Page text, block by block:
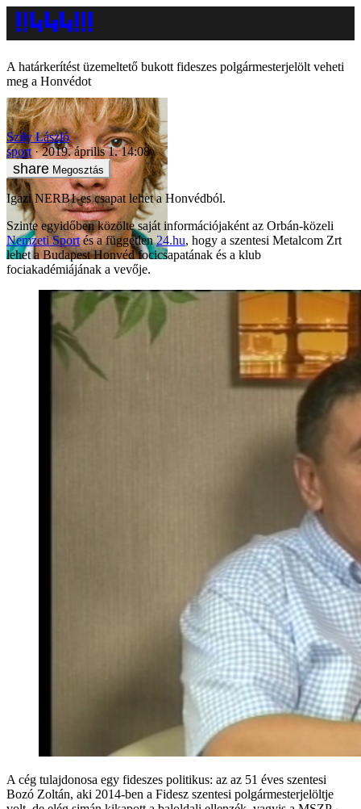
A határkerítést üzemeltető bukott fideszes polgármesterjelölt veheti
meg a Honvédot
Szily László
sport
2019. április 1. 14:08
Megosztás
Igazi NERB1-es csapat lehet a Honvédból.
Szinte egyidőben közölte saját információjaként az Orbán-közeli
Nemzeti Sportés a független24.hu, hogy a szentesi Metalcom Zrt
lehet a Budapest Honvéd focicsapatának és a klub
fociakadémiájának a vevője.
A cég tulajdonosa egy fideszes politikus: az az 51 éves szentesi
Bozó Zoltán, aki 2014-ben a Fidesz szentesi polgármesterjelöltje